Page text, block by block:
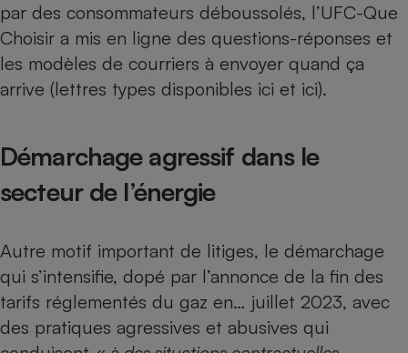
par des consommateurs déboussolés, l’UFC-Que
Choisir a mis en ligne des questions-réponses et
les modèles de courriers à envoyer quand ça
arrive (lettres types disponibles ici et ici).
Démarchage agressif dans le
secteur de l’énergie
Autre motif important de litiges, le démarchage
qui s’intensifie, dopé par l’annonce de la fin des
tarifs réglementés du gaz en… juillet 2023, avec
des pratiques agressives et abusives qui
Climatiseur -
Ventilateur
Cafetière à expressos
Antivirus